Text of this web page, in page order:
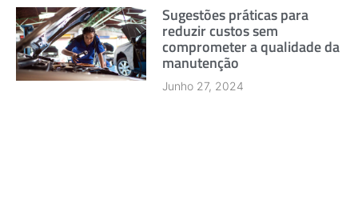
Sugestões práticas para
reduzir custos sem
comprometer a qualidade da
manutenção
Junho 27, 2024